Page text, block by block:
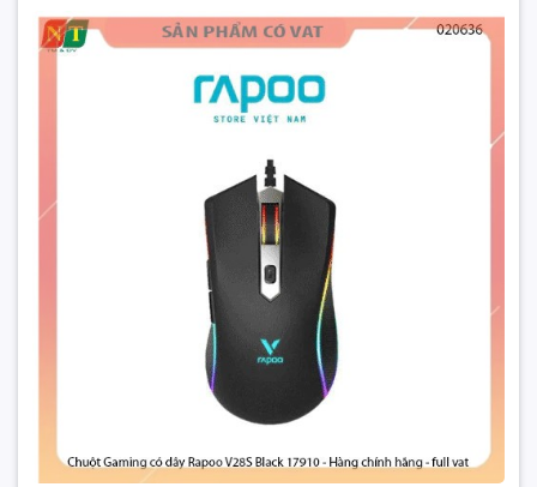
Loại chuột: Chuột gaming dành cho tay phải
Đèn LED: Có đèn LED RGB có thể tùy chỉnh
Tốc độ phản hồi: 1000Hz (1ms)
Loại kết nối: USB dây
Chuột Gaming có dây Rapoo V28S
852.000₫
Đặt trước sản phẩm để nhận thêm nhiều ưu đãi bạn
nhé